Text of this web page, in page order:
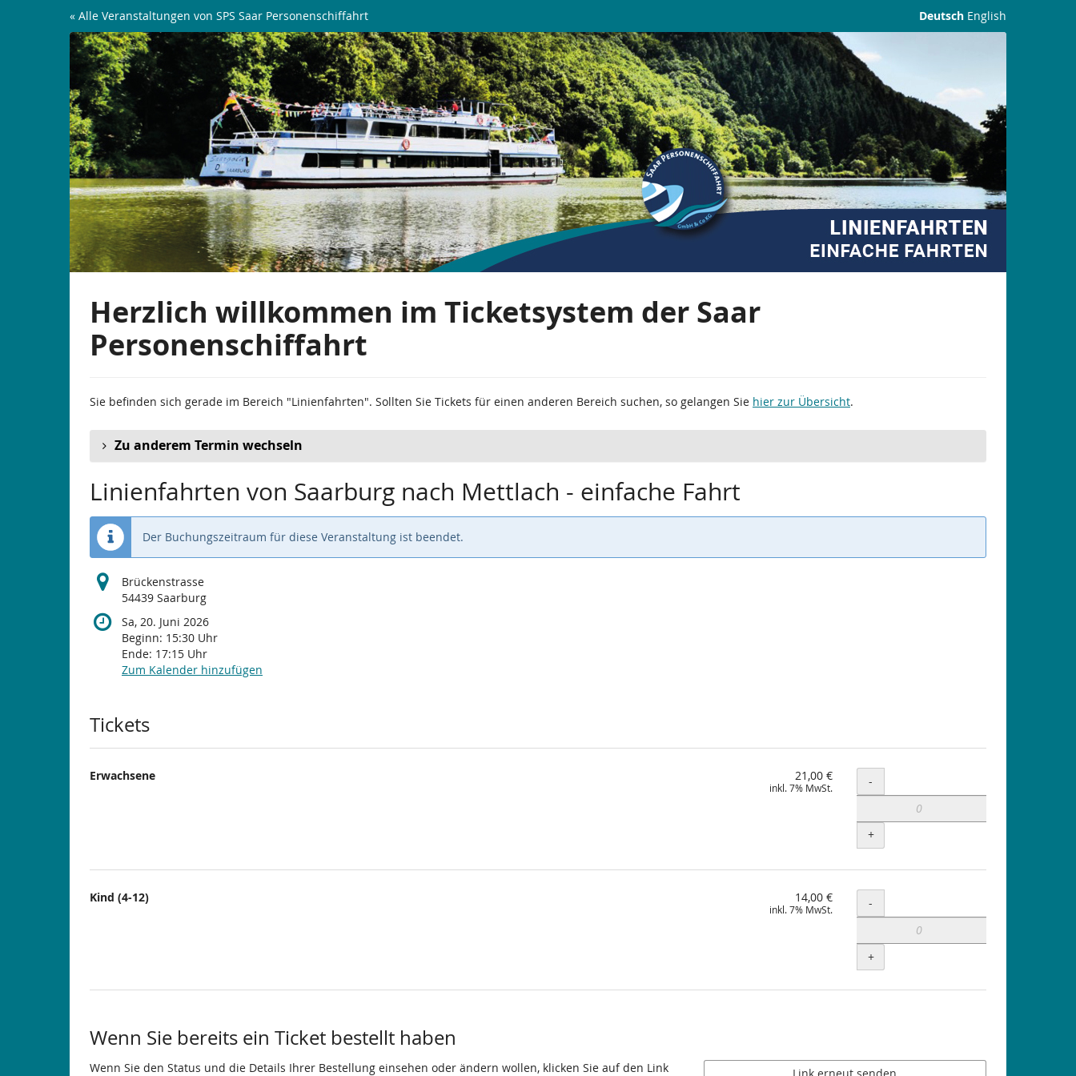
Deutsch English
« Alle Veranstaltungen von SPS Saar Personenschiffahrt
Linienfahrten
Herzlich willkommen im Ticketsystem der Saar
Personenschiffahrt
Sie befinden sich gerade im Bereich "Linienfahrten". Sollten Sie Tickets für einen anderen Bereich suchen, so gelangen Sie hier zur Übersicht.
Zu anderem Termin wechseln
Linienfahrten von Saarburg nach Mettlach - einfache Fahrt
Der Buchungszeitraum für diese Veranstaltung ist beendet.
Brückenstrasse
54439 Saarburg
Sa, 20. Juni 2026
Beginn: 15:30 Uhr
Ende: 17:15 Uhr
Zum Kalender hinzufügen
Produkte
Tickets
Erwachsene 21,00 €
inkl. 7% MwSt. Menge
-
+
Kind (4-12) 14,00 €
inkl. 7% MwSt. Menge
-
+
Wenn Sie bereits ein Ticket bestellt haben
Wenn Sie den Status und die Details Ihrer Bestellung einsehen oder ändern wollen, klicken Sie auf den Link